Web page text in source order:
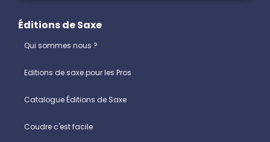
Éditions de Saxe
Qui sommes nous ?
Editions de saxe pour les Pros
Catalogue Éditions de Saxe
Coudre c'est facile